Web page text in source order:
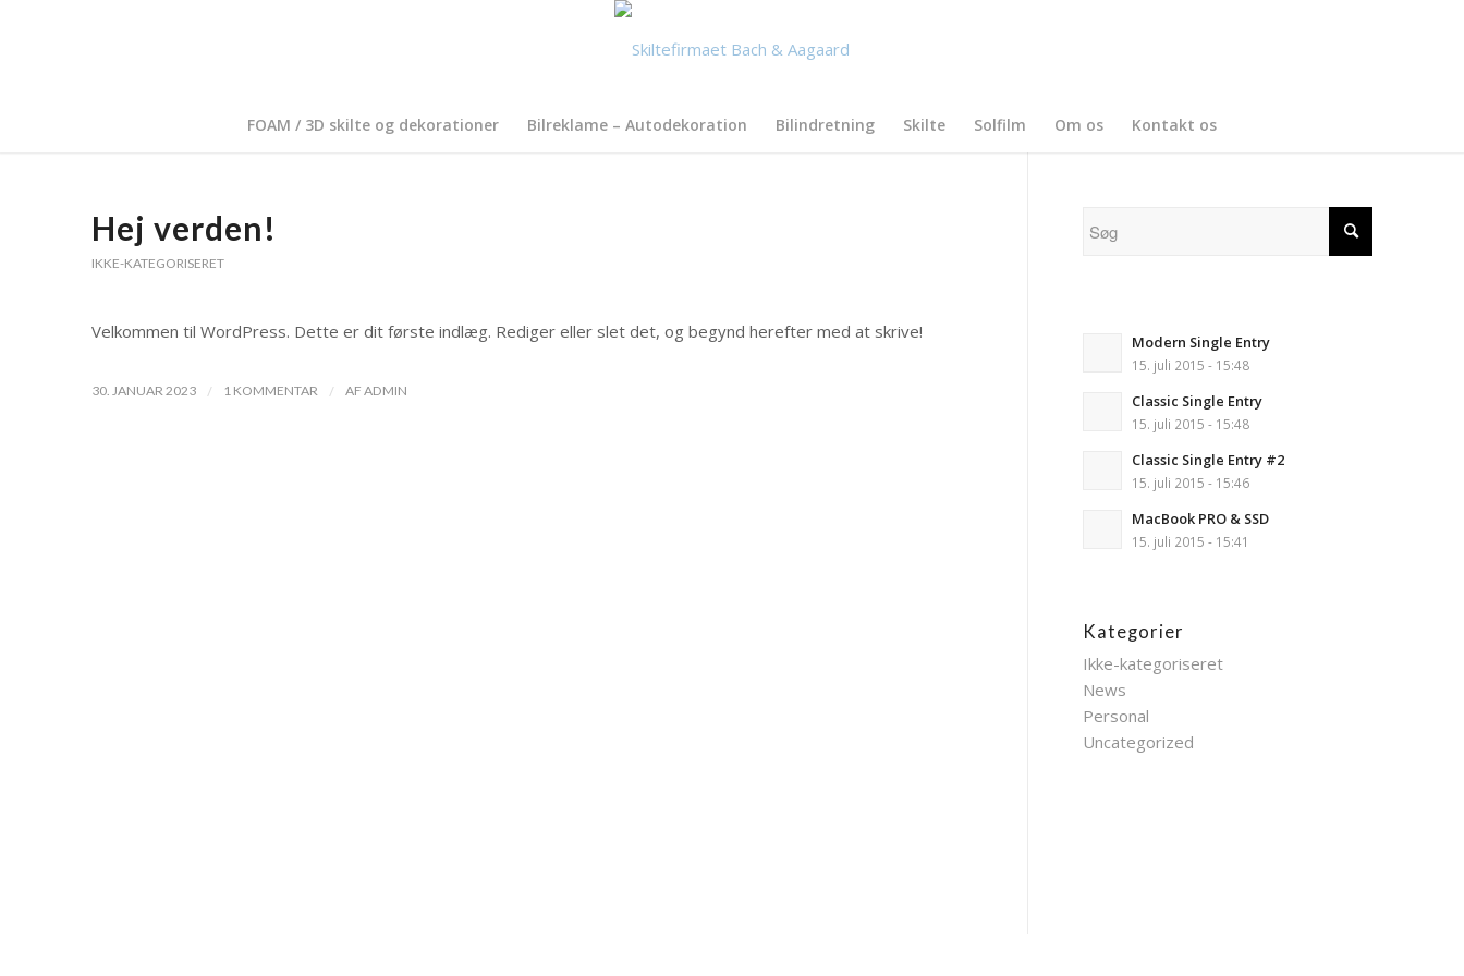
FOAM / 3D skilte og dekorationer Bilreklame – Autodekoration Bilindretning Skilte Solfilm Om os Kontakt os
Hej verden!
IKKE-KATEGORISERET
Velkommen til WordPress. Dette er dit første indlæg. Rediger eller slet det, og begynd herefter med at skrive!
30. JANUAR 2023 / 1 KOMMENTAR / AF ADMIN
Modern Single Entry
15. juli 2015 - 15:48
Classic Single Entry
15. juli 2015 - 15:48
Classic Single Entry #2
15. juli 2015 - 15:46
MacBook PRO & SSD
15. juli 2015 - 15:41
Kategorier
Ikke-kategoriseret
News
Personal
Uncategorized